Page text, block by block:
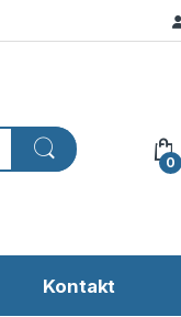
0
Kontakt